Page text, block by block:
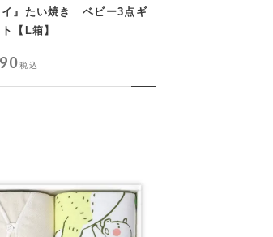
イ』たい焼き ベビー3点ギ
【L箱】
税込